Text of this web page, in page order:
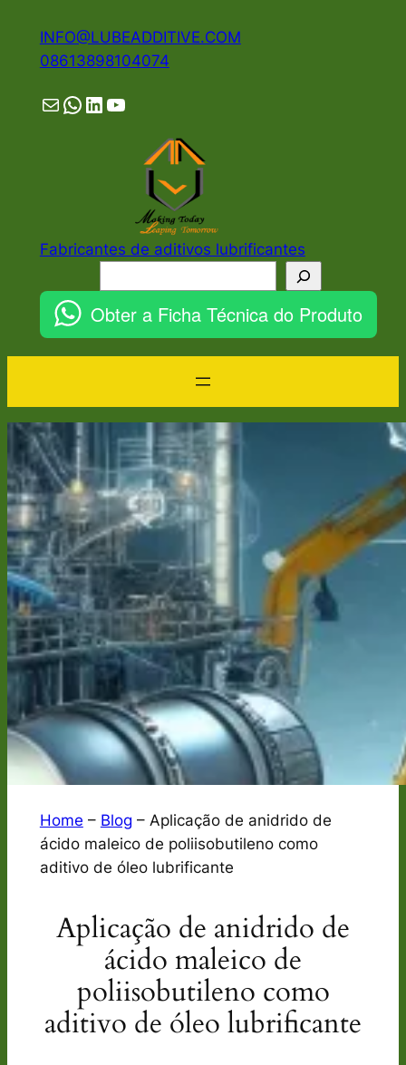
INFO@LUBEADDITIVE.COM
08613898104074
MailWhatsApp
LinkedIn
YouTube
Fabricantes de aditivos lubrificantes
Obter a Ficha Técnica do Produto
Home – Blog – Aplicação de anidrido de
ácido maleico de poliisobutileno como
aditivo de óleo lubrificante
Aplicação de anidrido de
ácido maleico de
poliisobutileno como
aditivo de óleo lubrificante